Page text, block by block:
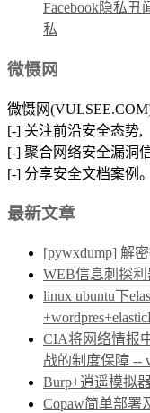
Facebook隐私
私
微慑网
微慑网(VULSEE.COM)
[-] 关注前沿安全态势,
[-] 聚合网络安全漏洞
[-] 分享安全文档案例。
最新文章
[pywxdump] 解
WEB信息刺探利
linux ubuntu下
CIA将网络情报
战的制度保障 --
Burp+逍遥模拟
Copaw简单部署